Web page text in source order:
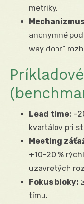
metriky.
anonymné
way door“
Lead time:
kvartálov pri
Meeting
+10–20 %
uzavretých
Fokus bloky:
tímu.